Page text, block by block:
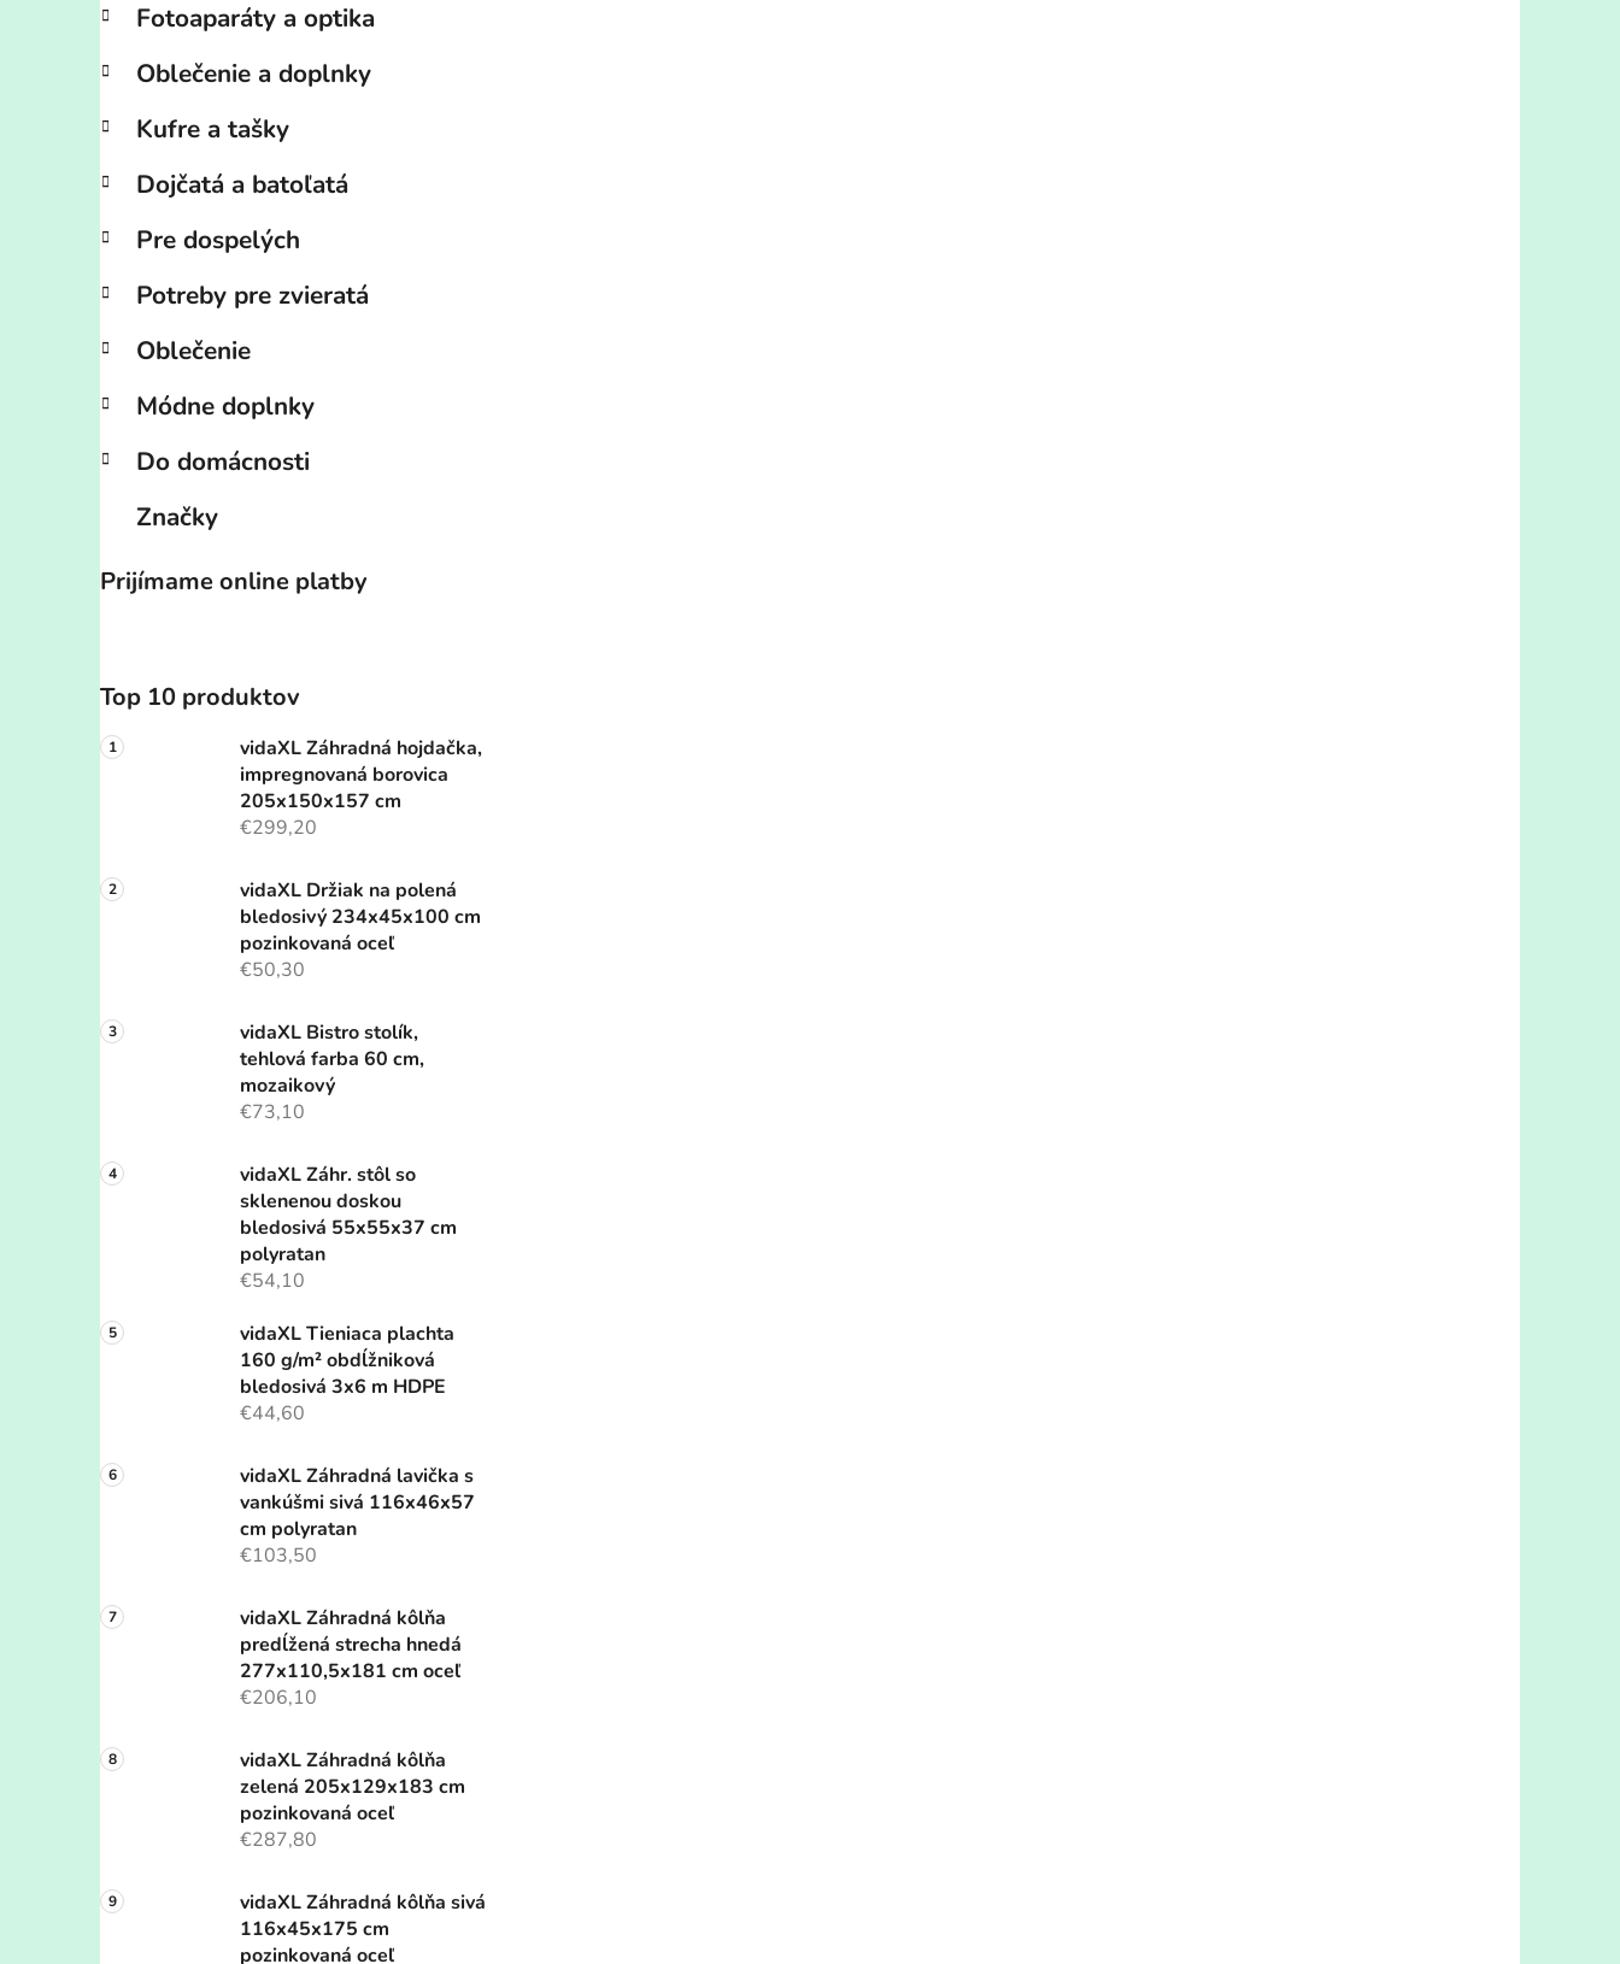
Fotoaparáty a optika
Oblečenie a doplnky
Kufre a tašky
Dojčatá a batoľatá
Pre dospelých
Potreby pre zvieratá
Oblečenie
Módne doplnky
Do domácnosti
Značky
Prijímame online platby
Top 10 produktov
vidaXL Záhradná hojdačka,
impregnovaná borovica
205x150x157 cm
€299,20
vidaXL Držiak na polená
bledosivý 234x45x100 cm
pozinkovaná oceľ
€50,30
vidaXL Bistro stolík,
tehlová farba 60 cm,
mozaikový
€73,10
vidaXL Záhr. stôl so
sklenenou doskou
bledosivá 55x55x37 cm
polyratan
€54,10
vidaXL Tieniaca plachta
160 g/m² obdĺžniková
bledosivá 3x6 m HDPE
€44,60
vidaXL Záhradná lavička s
vankúšmi sivá 116x46x57
cm polyratan
€103,50
vidaXL Záhradná kôlňa
predĺžená strecha hnedá
277x110,5x181 cm oceľ
€206,10
vidaXL Záhradná kôlňa
zelená 205x129x183 cm
pozinkovaná oceľ
€287,80
vidaXL Záhradná kôlňa sivá
116x45x175 cm
pozinkovaná oceľ